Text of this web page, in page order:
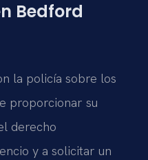
Bedford
la policía sobre los
proporcionar su
derecho
y a solicitar un